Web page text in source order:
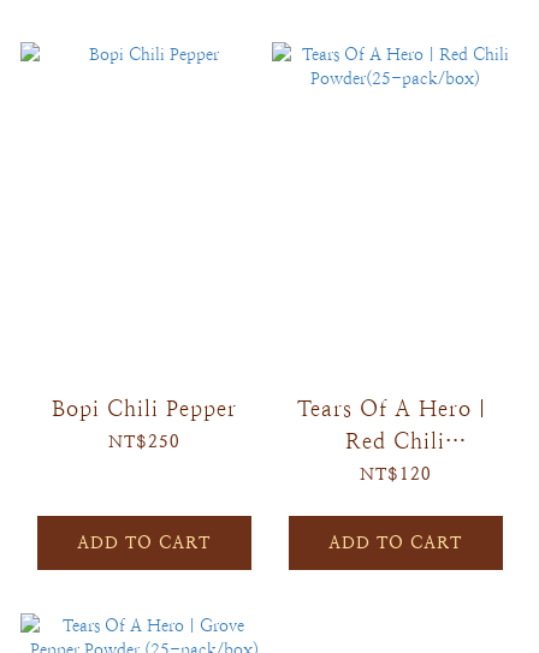
Bopi Chili Pepper
NT$250
ADD TO CART
Tears Of A Hero｜
Red Chili
Powder(25-
NT$120
ADD TO CART